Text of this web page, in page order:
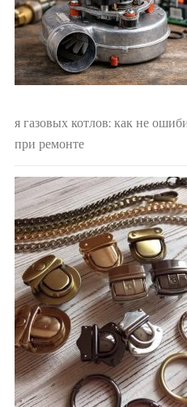
я газовых котлов: как не
при ремонте